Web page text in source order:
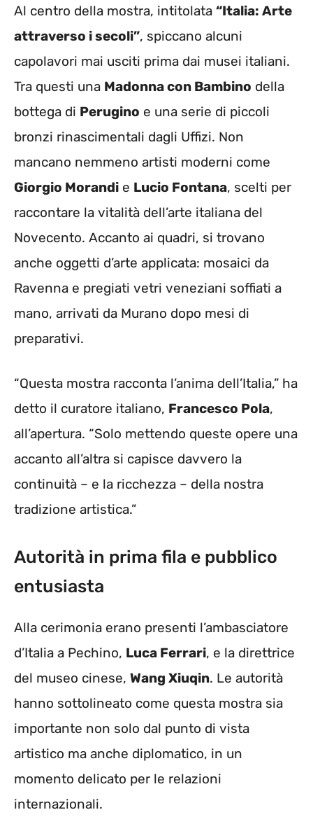
Al centro della mostra, intitolata “Italia: Arte
attraverso i secoli”, spiccano alcuni
capolavori mai usciti prima dai musei italiani.
Tra questi una Madonna con Bambino della
bottega di Perugino e una serie di piccoli
bronzi rinascimentali dagli Uffizi. Non
mancano nemmeno artisti moderni come
Giorgio Morandi e Lucio Fontana, scelti per
raccontare la vitalità dell’arte italiana del
Novecento. Accanto ai quadri, si trovano
anche oggetti d’arte applicata: mosaici da
Ravenna e pregiati vetri veneziani soffiati a
mano, arrivati da Murano dopo mesi di
preparativi.
“Questa mostra racconta l’anima dell’Italia,” ha
detto il curatore italiano, Francesco Pola,
all’apertura. “Solo mettendo queste opere una
accanto all’altra si capisce davvero la
continuità – e la ricchezza – della nostra
tradizione artistica.”
Autorità in prima fila e pubblico
entusiasta
Alla cerimonia erano presenti l’ambasciatore
d’Italia a Pechino, Luca Ferrari, e la direttrice
del museo cinese, Wang Xiuqin. Le autorità
hanno sottolineato come questa mostra sia
importante non solo dal punto di vista
artistico ma anche diplomatico, in un
momento delicato per le relazioni
internazionali.